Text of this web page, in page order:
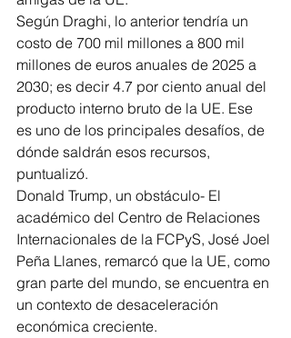
Según Draghi, lo anterior tendría un
costo de 700 mil millones a 800 mil
millones de euros anuales de 2025 a
2030; es decir 4.7 por ciento anual del
producto interno bruto de la UE. Ese
es uno de los principales desafíos, de
dónde saldrán esos recursos,
puntualizó.
Donald Trump, un obstáculo- El
académico del Centro de Relaciones
Internacionales de la FCPyS, José Joel
Peña Llanes, remarcó que la UE, como
gran parte del mundo, se encuentra en
un contexto de desaceleración
económica creciente.